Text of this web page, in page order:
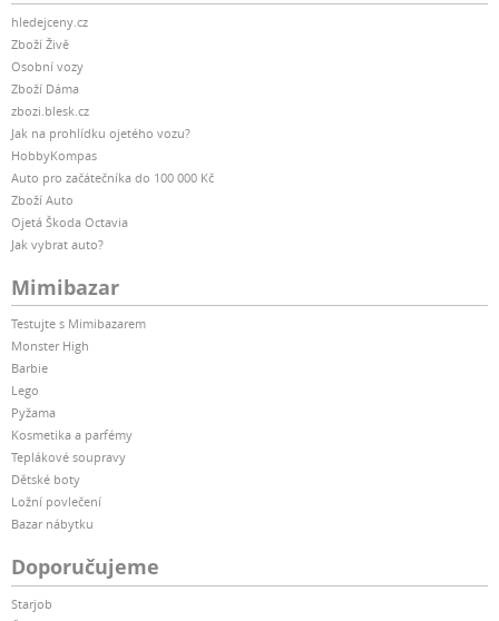
hledejceny.cz
Zboží Živě
Osobní vozy
Zboží Dáma
zbozi.blesk.cz
Jak na prohlídku ojetého vozu?
HobbyKompas
Auto pro začátečníka do 100 000 Kč
Zboží Auto
Ojetá Škoda Octavia
Jak vybrat auto?
Mimibazar
Testujte s Mimibazarem
Monster High
Barbie
Lego
Pyžama
Kosmetika a parfémy
Teplákové soupravy
Dětské boty
Ložní povlečení
Bazar nábytku
Doporučujeme
Starjob